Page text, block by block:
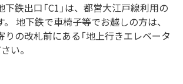
鉄出口「C1」は、都営大江戸線利用の
地下鉄で車椅子等でお越しの方は、
りの改札前にある「地上行きエレベータ
い。